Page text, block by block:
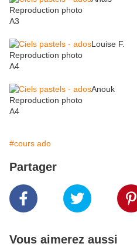
Reproduction photo
A3
Louise F.
Reproduction photo
A4
Anouk
Reproduction photo
A4
#cours ado
Partager
Vous aimerez aussi